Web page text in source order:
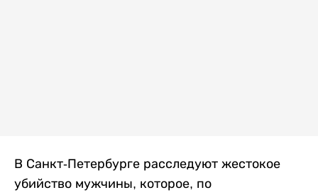
В Санкт-Петербурге расследуют жестокое
убийство мужчины, которое, по